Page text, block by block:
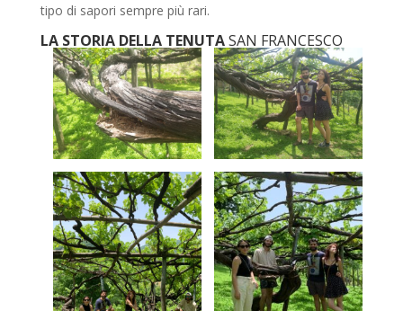
tipo di sapori sempre più rari.
LA STORIA DELLA TENUTASAN FRANCESCO